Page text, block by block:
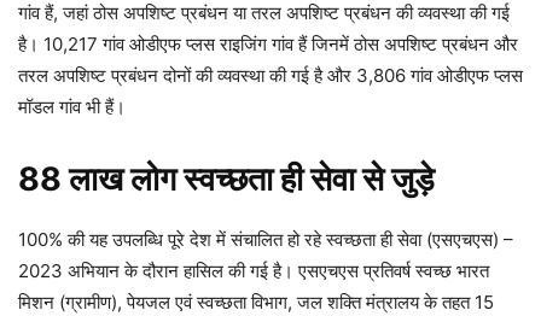
गांव हैं, जहां ठोस अपशिष्ट प्रबंधन या तरल अपशिष्ट प्रबंधन की व्यवस्था की गई
है। 10,217 गांव ओडीएफ प्लस राइजिंग गांव हैं जिनमें ठोस अपशिष्ट प्रबंधन और
तरल अपशिष्ट प्रबंधन दोनों की व्यवस्था की गई है और 3,806 गांव ओडीएफ प्लस
मॉडल गांव भी हैं।
88 लाख लोग स्वच्छता ही सेवा से जुड़े
100% की यह उपलब्धि पूरे देश में संचालित हो रहे स्वच्छता ही सेवा (एसएचएस) –
2023 अभियान के दौरान हासिल की गई है। एसएचएस प्रतिवर्ष स्वच्छ भारत
मिशन (ग्रामीण), पेयजल एवं स्वच्छता विभाग, जल शक्ति मंत्रालय के तहत 15